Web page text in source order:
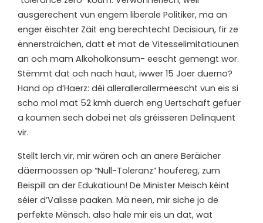
ausgerechent vun engem liberale Politiker, ma an
enger éischter Zäit eng berechtecht Decisioun, fir ze
ënnersträichen, datt et mat de Vitesselimitatiounen
an och mam Alkoholkonsum- eescht gemengt wor.
Stëmmt dat och nach haut, iwwer 15 Joer duerno?
Hand op d’Haerz: déi allerallerallermeescht vun eis si
scho mol mat 52 kmh duerch eng Uertschaft gefuer
a koumen sech dobei net als gréisseren Delinquent
vir.
Stellt Ierch vir, mir wären och an anere Beräicher
däermoossen op “Null-Toleranz” houfereg, zum
Beispill an der Edukatioun! De Minister Meisch kéint
séier d’Valisse paaken. Mä neen, mir siche jo de
perfekte Mënsch. also hale mir eis un dat, wat